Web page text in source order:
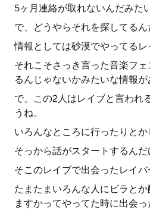
5ヶ月連絡が取れないんだみた
で、どうやらそれを探してるん
情報としては砂漠でやってるレ
それこそさっき言った音楽フ
るんじゃないかみたいな情報が
で、この2人はレイブと言われ
うね。
いろんなところに行ったりとか
そっから話がスタートするんだ
そこのレイブで出会ったレイバ
たまたまいろんな人にビラと
ますかってやってた時に出会っ